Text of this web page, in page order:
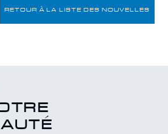
RETOUR À LA LISTE DES NOUVELLES